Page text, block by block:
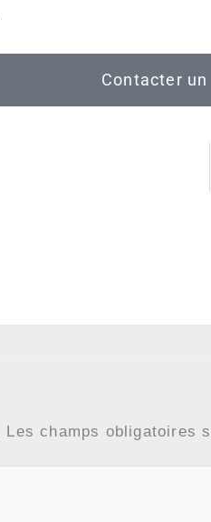
Contacter
Les champs obligatoires